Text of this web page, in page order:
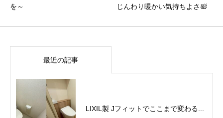
を～
じんわり暖かい気持ちよさ🛀
最近の記事
LIXIL製 Jフィットでここまで変わる...